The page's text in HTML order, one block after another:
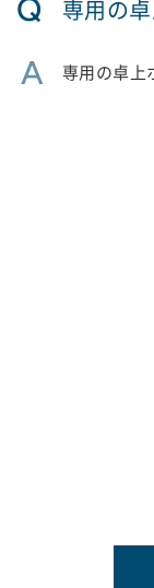
Q 専用の
A 専用の卓上